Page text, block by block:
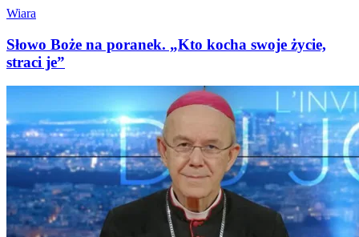
Wiara
Słowo Boże na poranek. „Kto kocha swoje życie,
straci je”